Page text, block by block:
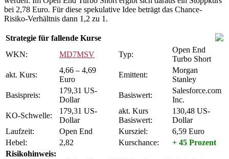
bei 2,78 Euro. Für diese spekulative Idee beträgt das Chance-
Risiko-Verhältnis dann 1,2 zu 1.
Strategie für fallende Kurse
WKN:
MD7MSV Typ:
Open End
Turbo Short
akt. Kurs:
4,66 – 4,69
Euro
Emittent:
Morgan
Stanley
Basispreis:
179,31 US-
Dollar
Basiswert:
Salesforce.com
Inc.
KO-Schwelle:
179,31 US-
Dollar
akt. Kurs
Basiswert:
130,48 US-
Dollar
Laufzeit:
Open End Kursziel:
6,59 Euro
Hebel:
2,82 Kurschance:
+ 45 Prozent
Risikohinweis: